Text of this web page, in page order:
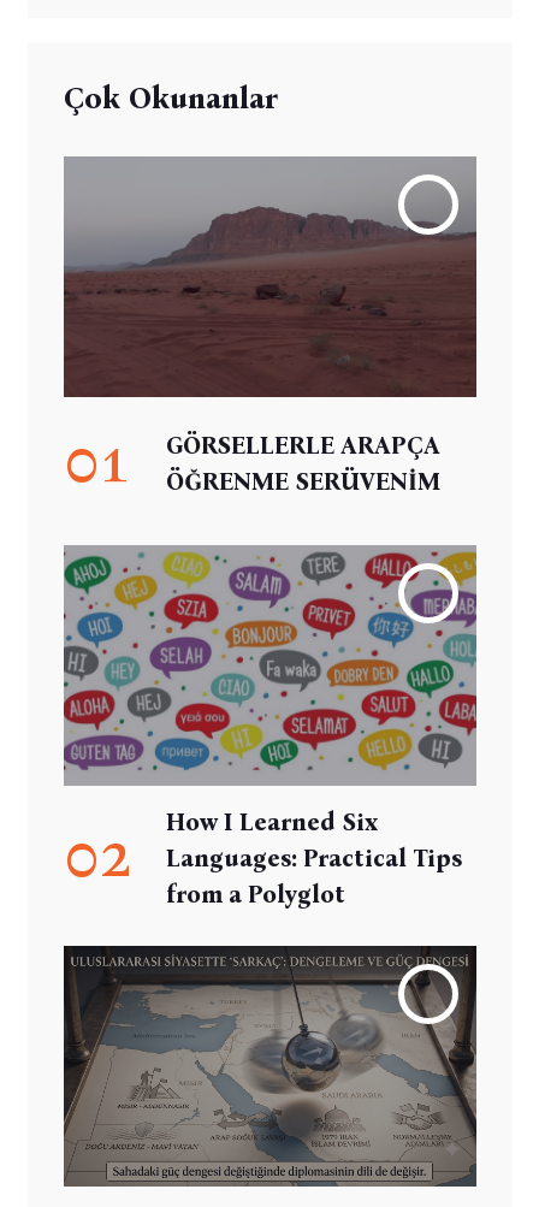
Çok Okunanlar
01
GÖRSELLERLE ARAPÇA
ÖĞRENME SERÜVENİM
02
How I Learned Six
Languages: Practical Tips
from a Polyglot